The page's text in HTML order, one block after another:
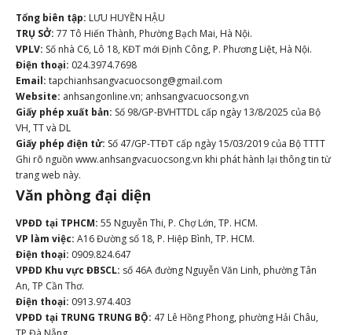
Tổng biên tập: LƯU HUYỀN HẬU
TRỤ SỞ: 77 Tô Hiến Thành, Phường Bạch Mai, Hà Nội.
VPLV: Số nhà C6, Lô 18, KĐT mới Định Công, P. Phương Liệt, Hà Nội.
Điện thoại: 024.3974.7698
Email: tapchianhsangvacuocsong@gmail.com
Website: anhsangonline.vn; anhsangvacuocsong.vn
Giấy phép xuất bản: Số 98/GP-BVHTTDL cấp ngày 13/8/2025 của Bộ
VH, TT và DL
Giấy phép điện tử: Số 47/GP-TTĐT cấp ngày 15/03/2019 của Bộ TTTT
Ghi rõ nguồn www.anhsangvacuocsong.vn khi phát hành lại thông tin từ
trang web này.
Văn phòng đại diện
VPĐD tại TPHCM: 55 Nguyễn Thi, P. Chợ Lớn, TP. HCM.
VP làm việc: A16 Đường số 18, P. Hiệp Bình, TP. HCM.
Điện thoại: 0909.824.647
VPĐD Khu vực ĐBSCL: số 46A đường Nguyễn Văn Linh, phường Tân
An, TP Cần Thơ.
Điện thoại: 0913.974.403
VPĐD tại TRUNG TRUNG BỘ: 47 Lê Hồng Phong, phường Hải Châu,